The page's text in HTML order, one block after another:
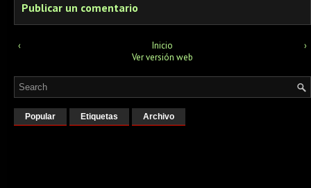
Publicar un comentario
‹ ›
Inicio
Ver versión web
Popular Etiquetas Archivo